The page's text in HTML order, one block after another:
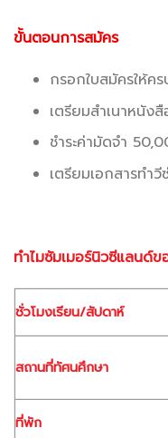
ขั้นตอนการสมัคร
กรอกใบสมัครให้ค
เตรียมสำเนาหนัง
ชำระค่ามัดจำ
เตรียมเอกสารทำ
ทำไมซัมเมอร์นิวซีแลนด์
ชั่วโมงเรียน/สัปดาห์
สถานที่ทัศนศึกษา
ที่พัก